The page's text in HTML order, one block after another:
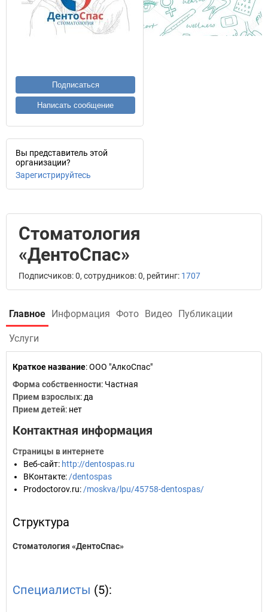
Подписаться
Написать сообщение
Вы представитель этой
организации?
Зарегистрируйтесь
Стоматология
«ДентоСпас»
Подписчиков: 0, сотрудников: 0, рейтинг: 1707
Главное Информация Фото Видео Публикации
Услуги
Краткое название:ООО "АлкоСпас"
Форма собственности: Частная
Прием взрослых: да
Прием детей: нет
Контактная информация
Страницы в интернете
Веб-сайт: http://dentospas.ru
ВКонтакте: /dentospas
Prodoctorov.ru: /moskva/lpu/45758-dentospas/
Структура
Стоматология «ДентоСпас»
Специалисты (5):